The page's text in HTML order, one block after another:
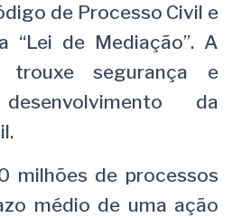
de Processo Civil e
“Lei de Mediação”. A
trouxe segurança e
da
milhões de processos
médio de uma ação